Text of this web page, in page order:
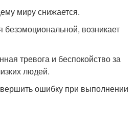
миру снижается.
возникает
тревога и беспокойство за
людей.
ошибку при выполнении